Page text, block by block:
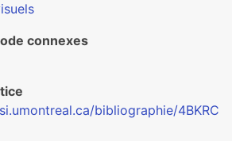
connexes
bibliographie/4BKRC